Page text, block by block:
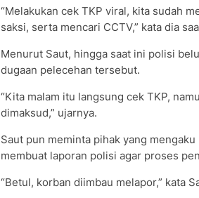
“Melakukan cek TKP viral, kita sudah
saksi, serta mencari CCTV,” kata dia
Menurut Saut, hingga saat ini polisi
dugaan pelecehan tersebut.
“Kita malam itu langsung cek TKP,
dimaksud,” ujarnya.
Saut pun meminta pihak yang
membuat laporan polisi agar proses
“Betul, korban diimbau melapor,” kata